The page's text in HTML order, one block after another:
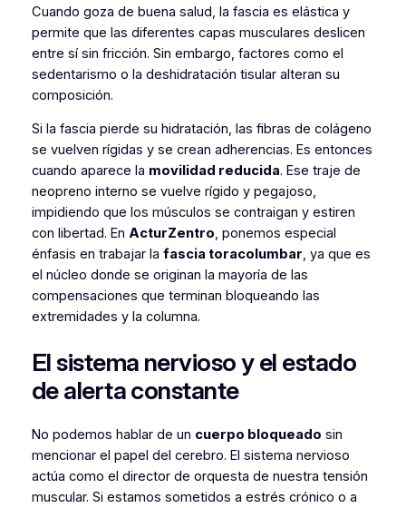
Cuando goza de buena salud, la fascia es elástica y
permite que las diferentes capas musculares deslicen
entre sí sin fricción. Sin embargo, factores como el
sedentarismo o la deshidratación tisular alteran su
composición.
Si la fascia pierde su hidratación, las fibras de colágeno
se vuelven rígidas y se crean adherencias. Es entonces
cuando aparece la movilidad reducida. Ese traje de
neopreno interno se vuelve rígido y pegajoso,
impidiendo que los músculos se contraigan y estiren
con libertad. En ActurZentro, ponemos especial
énfasis en trabajar la fascia toracolumbar, ya que es
el núcleo donde se originan la mayoría de las
compensaciones que terminan bloqueando las
extremidades y la columna.
El sistema nervioso y el estado
de alerta constante
No podemos hablar de un cuerpo bloqueado sin
mencionar el papel del cerebro. El sistema nervioso
actúa como el director de orquesta de nuestra tensión
muscular. Si estamos sometidos a estrés crónico o a